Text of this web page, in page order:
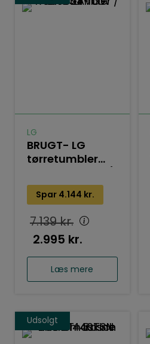
LG
BRUGT- LG
tørretumbler
S4
Spar 4.144 kr.
7.139kr.
2.995 kr.
Læs mere
Udsolgt